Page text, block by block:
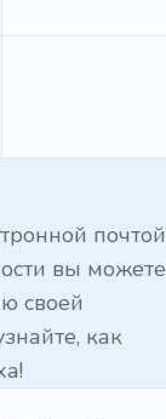
почтой
вы можете
своей
как